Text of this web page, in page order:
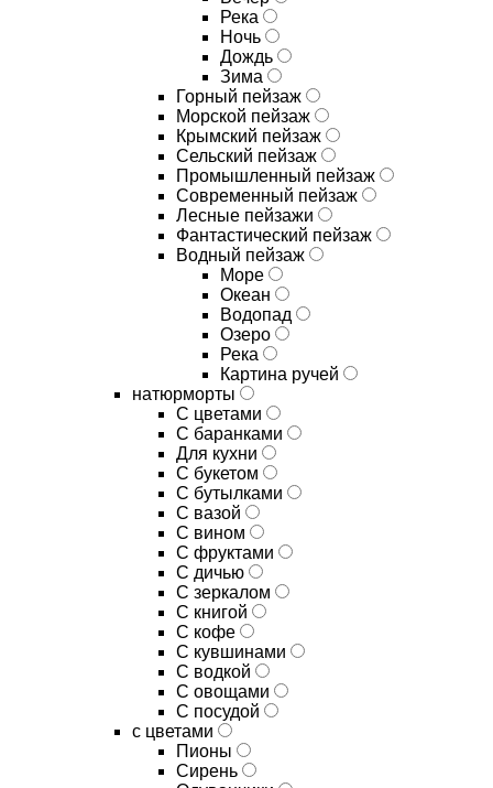
Река
Ночь
Дождь
Зима
Горный пейзаж
Морской пейзаж
Крымский пейзаж
Сельский пейзаж
Промышленный пейзаж
Современный пейзаж
Лесные пейзажи
Фантастический пейзаж
Водный пейзаж
Море
Океан
Водопад
Озеро
Река
Картина ручей
натюрморты
С цветами
С баранками
Для кухни
C букетом
C бутылками
C вазой
C вином
C фруктами
C дичью
C зеркалом
C книгой
C кофе
C кувшинами
C водкой
C овощами
C посудой
с цветами
Пионы
Сирень